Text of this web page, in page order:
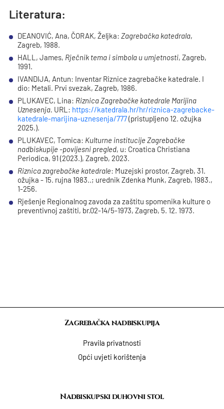
Literatura:
DEANOVIĆ, Ana, ČORAK, Željka:Zagrebačka katedrala,
Zagreb, 1988.
HALL, James, Rječnik tema i simbola u umjetnosti, Zagreb,
1991.
IVANDIJA, Antun: Inventar Riznice zagrebačke katedrale. I
dio: Metali. Prvi svezak, Zagreb, 1986.
PLUKAVEC, Lina: Riznica Zagrebačke katedrale Marijina
Uznesenja. URL: https://katedrala.hr/hr/riznica-zagrebacke-
katedrale-marijina-uznesenja/777(pristupljeno 12. ožujka
2025.).
PLUKAVEC, Tomica: Kulturne institucije Zagrebačke
nadbiskupije -povijesni pregled, u: Croatica Christiana
Periodica, 91 (2023.), Zagreb, 2023.
Riznica zagrebačke katedrale: Muzejski prostor, Zagreb, 31.
ožujka - 15. rujna 1983..; urednik Zdenka Munk, Zagreb, 1983.,
1-256.
Rješenje Regionalnog zavoda za zaštitu spomenika kulture o
preventivnoj zaštiti, br.02-14/5-1973, Zagreb, 5. 12. 1973.
Zagrebačka nadbiskupija
Pravila privatnosti
Opći uvjeti korištenja
Nadbiskupski duhovni stol